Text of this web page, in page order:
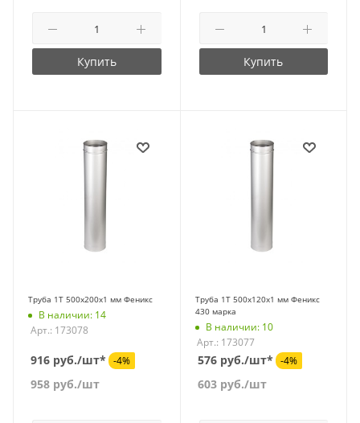
Купить Купить
Труба 1Т 500х200х1 мм Феникс
В наличии: 14
Арт.: 173078
916 руб./шт* -4%
958 руб./шт
Труба 1Т 500х120х1 мм Феникс
430 марка
В наличии: 10
Арт.: 173077
576 руб./шт* -4%
603руб./шт